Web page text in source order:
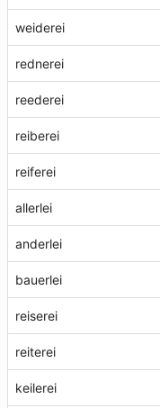
weiderei
rednerei
reederei
reiberei
reiferei
allerlei
anderlei
bauerlei
reiserei
reiterei
keilerei